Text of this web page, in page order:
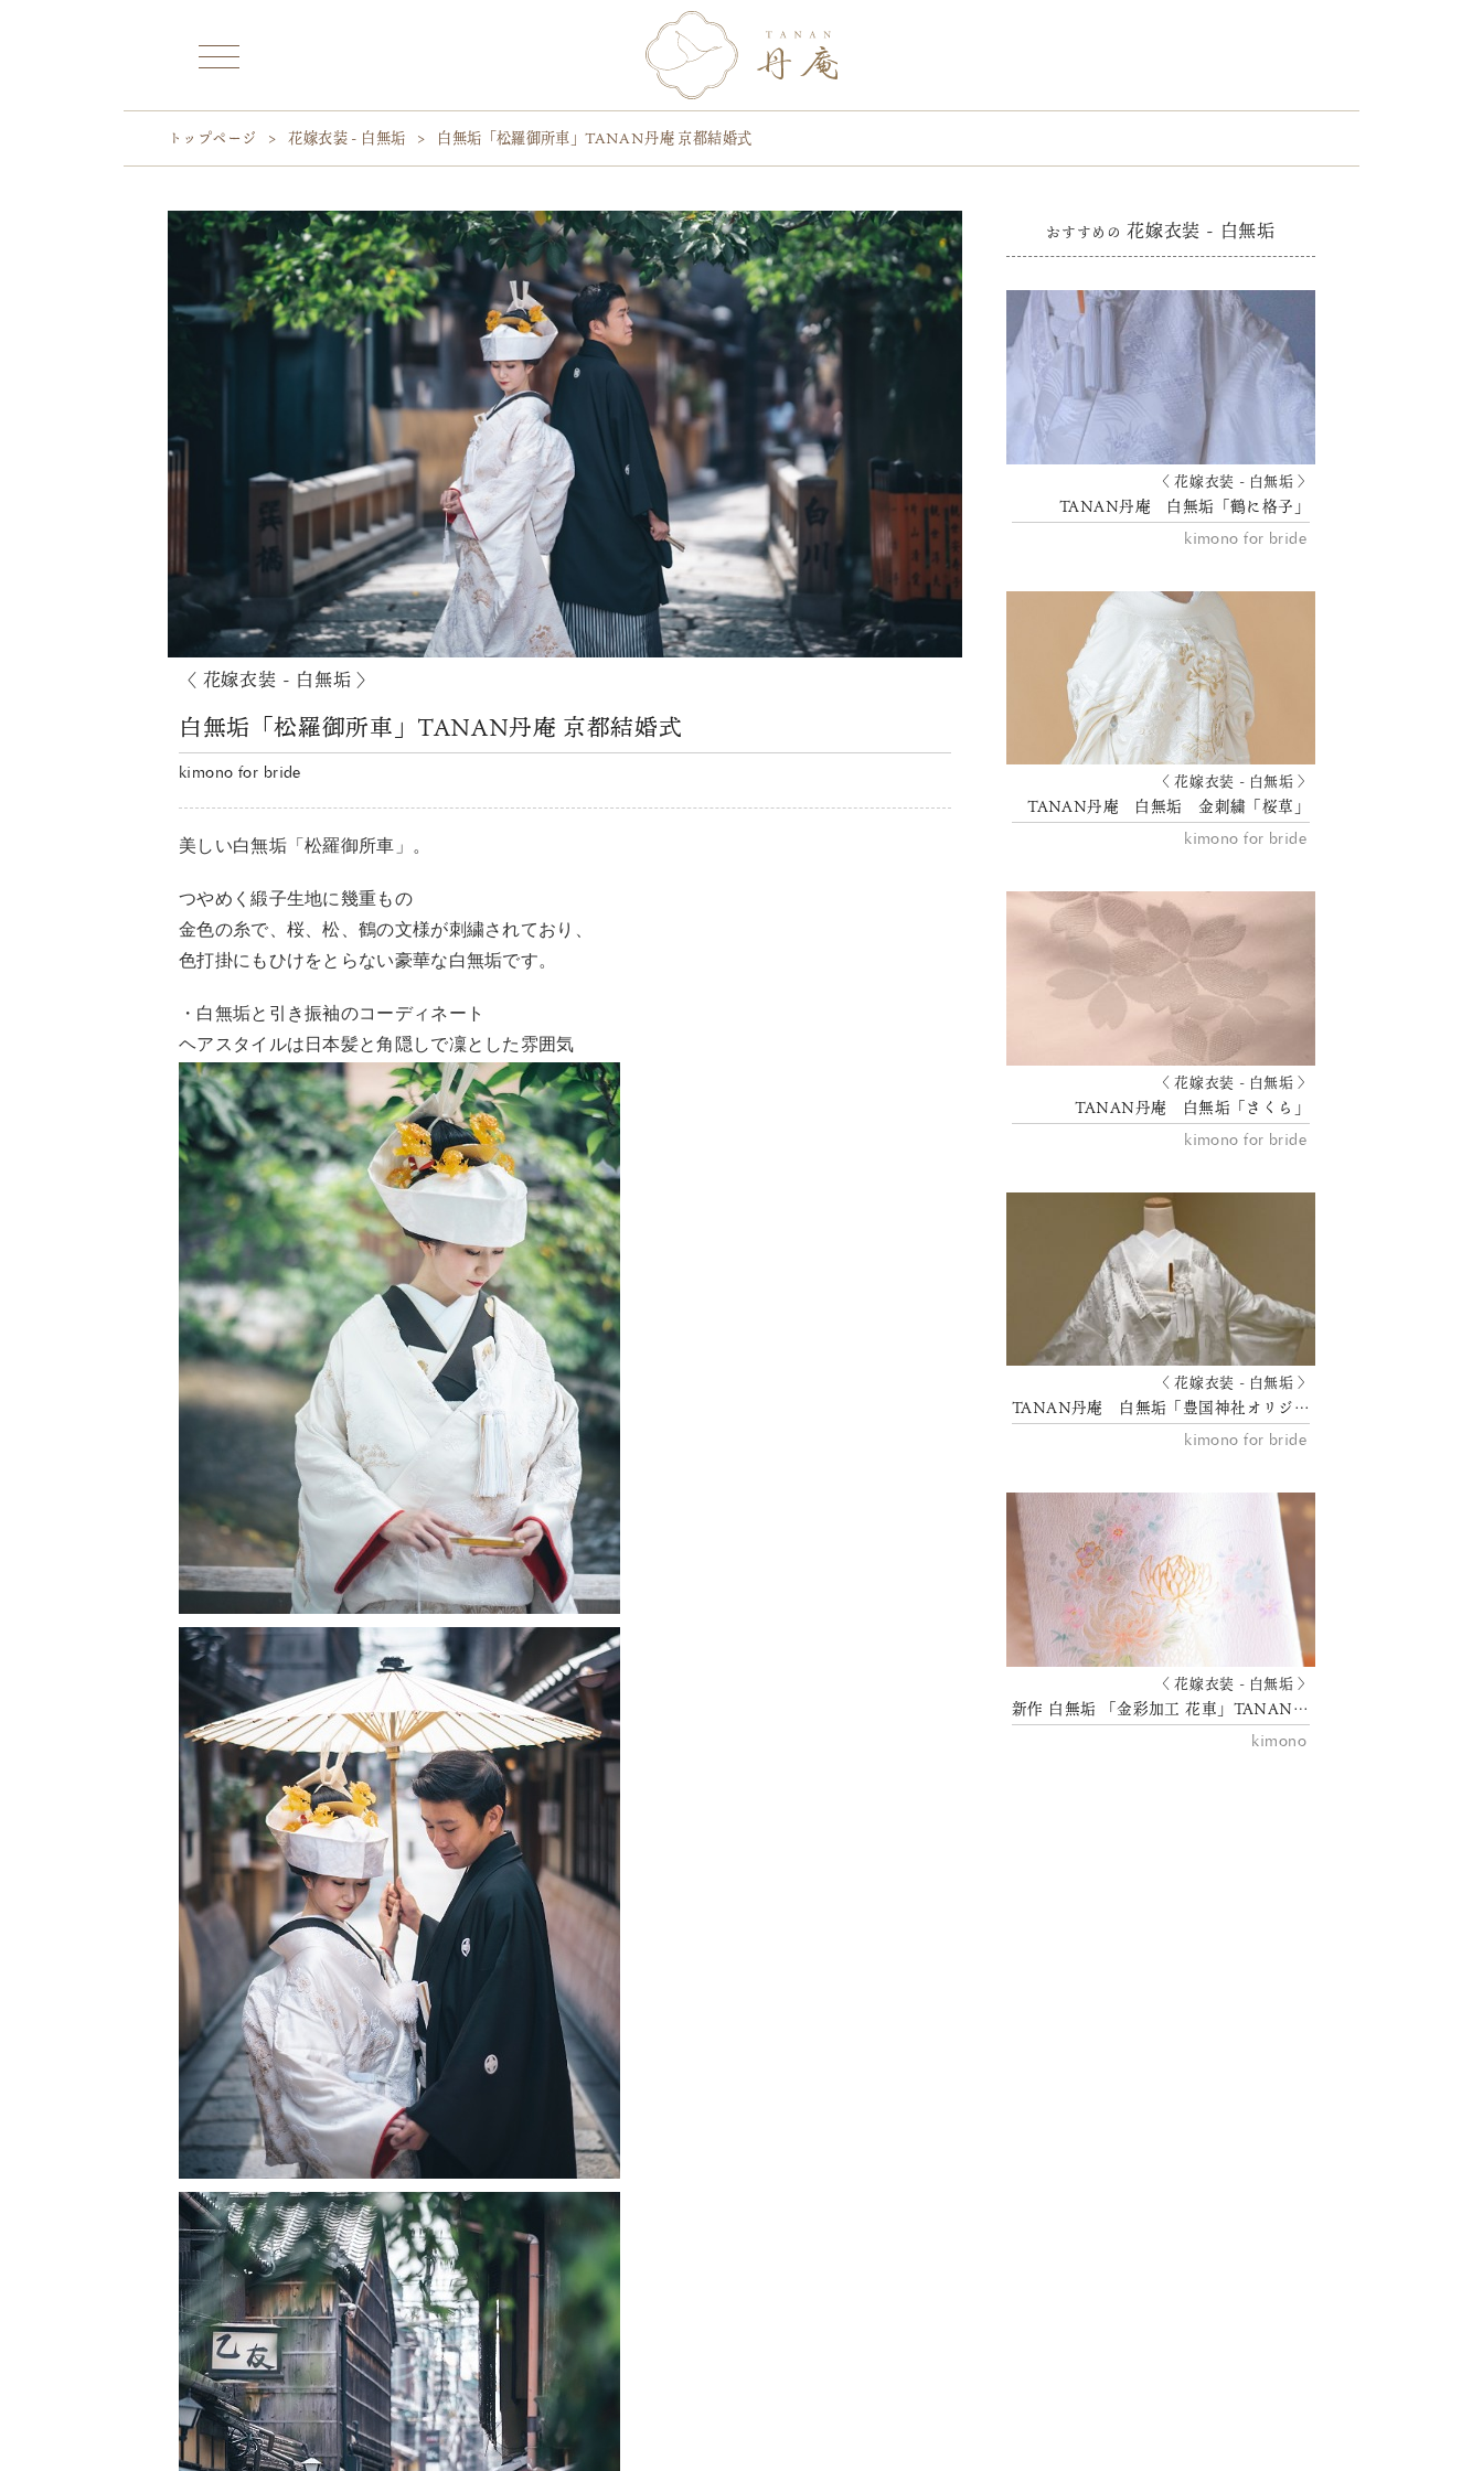
トップページ > 花嫁衣装 - 白無垢 > 白無垢「松羅御所車」TANAN丹庵 京都結婚式
〈 花嫁衣装 - 白無垢 〉
白無垢「松羅御所車」TANAN丹庵 京都結婚式
kimono for bride
美しい白無垢「松羅御所車」。
つやめく緞子生地に幾重もの
金色の糸で、桜、松、鶴の文様が刺繍されており、
色打掛にもひけをとらない豪華な白無垢です。
・白無垢と引き振袖のコーディネート
ヘアスタイルは日本髪と角隠しで凜とした雰囲気
おすすめの 花嫁衣装 - 白無垢
〈 花嫁衣装 - 白無垢 〉
TANAN丹庵 白無垢「鶴に格子」
kimono for bride
〈 花嫁衣装 - 白無垢 〉
TANAN丹庵 白無垢 金刺繍「桜草」
kimono for bride
〈 花嫁衣装 - 白無垢 〉
TANAN丹庵 白無垢「さくら」
kimono for bride
〈 花嫁衣装 - 白無垢 〉
TANAN丹庵 白無垢「豊国神社オリジナル 日本三景図」
kimono for bride
〈 花嫁衣装 - 白無垢 〉
新作 白無垢 「金彩加工 花車」TANAN丹庵
kimono